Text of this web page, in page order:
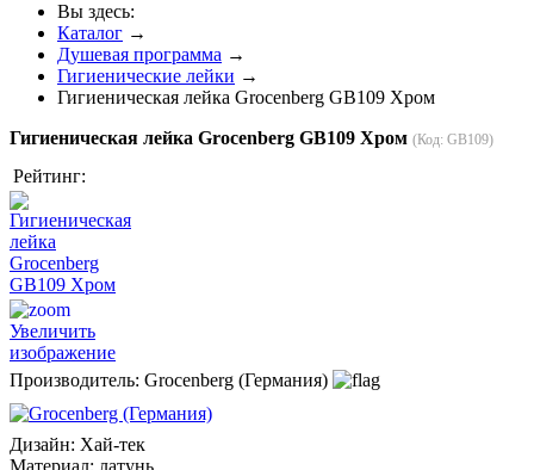
Вы здесь:
Каталог →
Душевая программа →
Гигиенические лейки →
Гигиеническая лейка Grocenberg GB109 Хром
Гигиеническая лейка Grocenberg GB109 Хром (Код: GB109)
Рейтинг:
Увеличить
изображение
Производитель: Grocenberg (Германия)
Дизайн: Хай-тек
Материал: латунь